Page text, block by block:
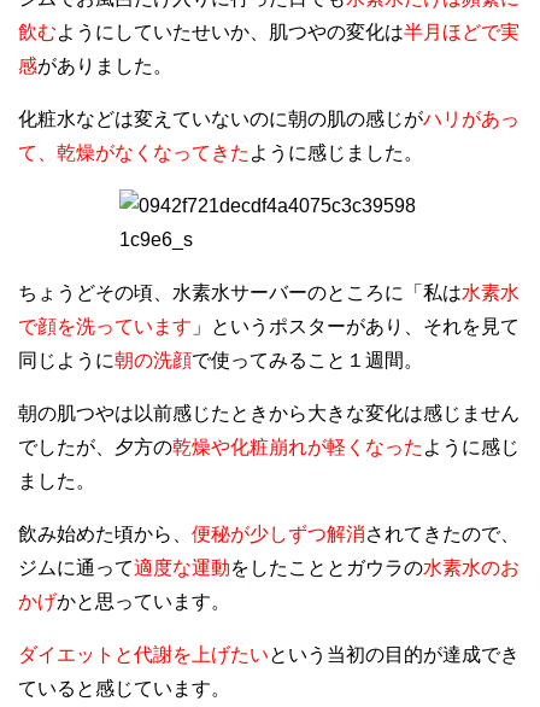
飲むようにしていたせいか、肌つやの変化は半月ほどで実
感がありました。
化粧水などは変えていないのに朝の肌の感じがハリがあっ
て、乾燥がなくなってきた ように感じました。
ちょうどその頃、水素水サーバーのところに「私は水素水
で顔を洗っています 」というポスターがあり、それを見て
同じように朝の洗顔で使ってみること１週間。
朝の肌つやは以前感じたときから大きな変化は感じません
でしたが、夕方の乾燥や化粧崩れが軽くなった ように感じ
ました。
飲み始めた頃から、 便秘が少しずつ解消されてきたので、
ジムに通って適度な運動をしたこととガウラの水素水のお
かげかと思っています。
ダイエットと代謝を上げたいという当初の目的が達成でき
ていると感じています。